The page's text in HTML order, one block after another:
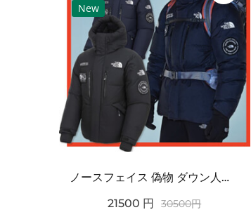
New
ノースフェイス 偽物 ダウン人気【THE NORTH FACE】M'S 7 SUMMIT HIM...
21500 円 30500円